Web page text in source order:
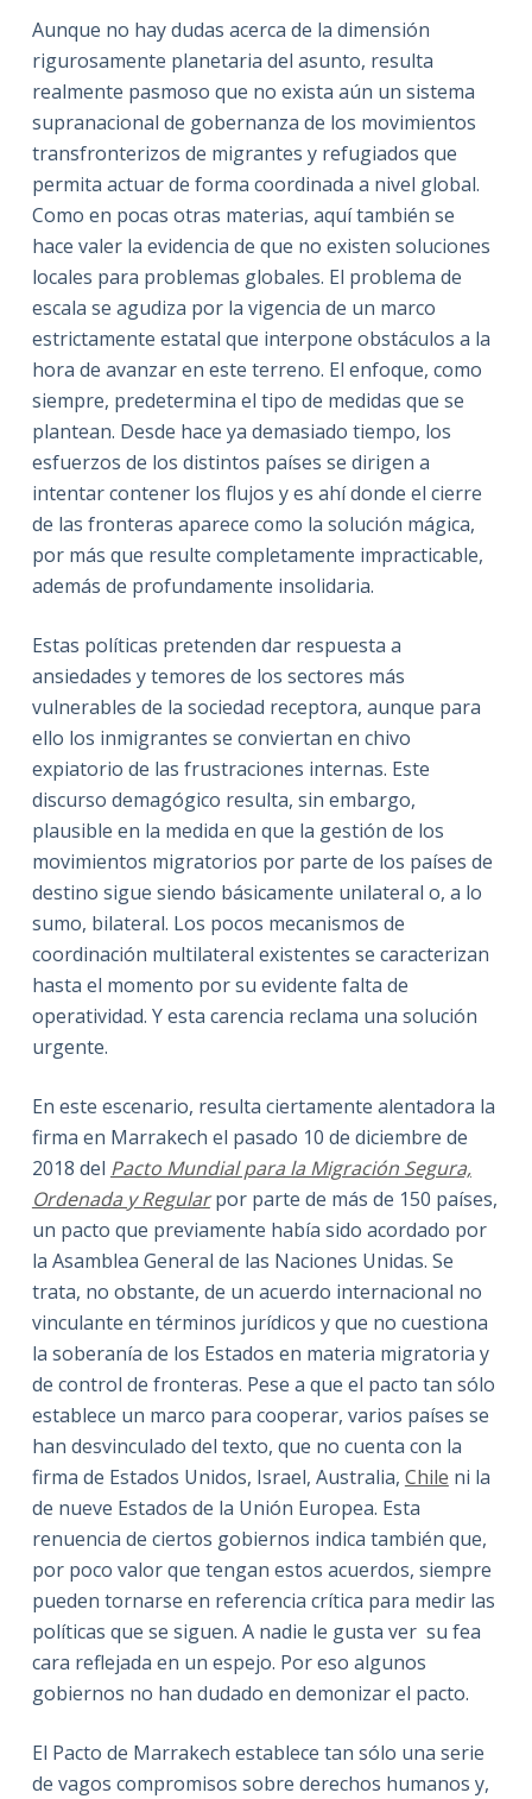
Aunque no hay dudas acerca de la dimensión
rigurosamente planetaria del asunto, resulta
realmente pasmoso que no exista aún un sistema
supranacional de gobernanza de los movimientos
transfronterizos de migrantes y refugiados que
permita actuar de forma coordinada a nivel global.
Como en pocas otras materias, aquí también se
hace valer la evidencia de que no existen soluciones
locales para problemas globales. El problema de
escala se agudiza por la vigencia de un marco
estrictamente estatal que interpone obstáculos a la
hora de avanzar en este terreno. El enfoque, como
siempre, predetermina el tipo de medidas que se
plantean. Desde hace ya demasiado tiempo, los
esfuerzos de los distintos países se dirigen a
intentar contener los flujos y es ahí donde el cierre
de las fronteras aparece como la solución mágica,
por más que resulte completamente impracticable,
además de profundamente insolidaria.
Estas políticas pretenden dar respuesta a
ansiedades y temores de los sectores más
vulnerables de la sociedad receptora, aunque para
ello los inmigrantes se conviertan en chivo
expiatorio de las frustraciones internas. Este
discurso demagógico resulta, sin embargo,
plausible en la medida en que la gestión de los
movimientos migratorios por parte de los países de
destino sigue siendo básicamente unilateral o, a lo
sumo, bilateral. Los pocos mecanismos de
coordinación multilateral existentes se caracterizan
hasta el momento por su evidente falta de
operatividad. Y esta carencia reclama una solución
urgente.
En este escenario, resulta ciertamente alentadora la
firma en Marrakech el pasado 10 de diciembre de
2018 del Pacto Mundial para la Migración Segura,
Ordenada y Regularpor parte de más de 150 países,
un pacto que previamente había sido acordado por
la Asamblea General de las Naciones Unidas. Se
trata, no obstante, de un acuerdo internacional no
vinculante en términos jurídicos y que no cuestiona
la soberanía de los Estados en materia migratoria y
de control de fronteras. Pese a que el pacto tan sólo
establece un marco para cooperar, varios países se
han desvinculado del texto, que no cuenta con la
firma de Estados Unidos, Israel, Australia, Chile ni la
de nueve Estados de la Unión Europea. Esta
renuencia de ciertos gobiernos indica también que,
por poco valor que tengan estos acuerdos, siempre
pueden tornarse en referencia crítica para medir las
políticas que se siguen. A nadie le gusta ver su fea
cara reflejada en un espejo. Por eso algunos
gobiernos no han dudado en demonizar el pacto.
El Pacto de Marrakech establece tan sólo una serie
de vagos compromisos sobre derechos humanos y,